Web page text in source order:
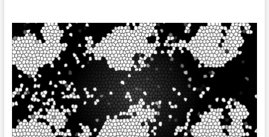
w
mojej
najnowszej
książce